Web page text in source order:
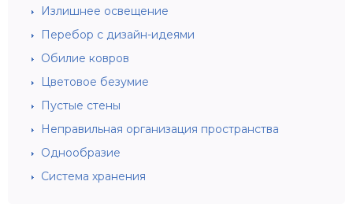
Излишнее освещение
Перебор с дизайн-идеями
Обилие ковров
Цветовое безумие
Пустые стены
Неправильная организация пространства
Однообразие
Система хранения